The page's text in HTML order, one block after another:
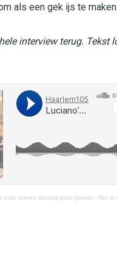
als een gek ijs te
interview terug. Tekst
volle toeren dankzij plots ijsweer: 'Het is